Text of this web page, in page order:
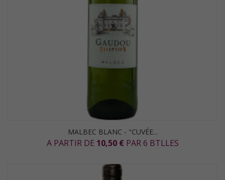
MALBEC BLANC - "CUVÉE...
A PARTIR DE 10,50 € PAR 6 BTLLES